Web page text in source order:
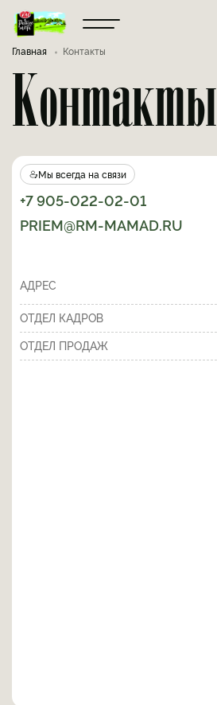
Главная Контакты
Контакты
+7 905-022-02-01
PRIEM@RM-MAMAD.RU
Мы всегда на связи
АДРЕС
ОТДЕЛ КАДРОВ
ОТДЕЛ ПРОДАЖ